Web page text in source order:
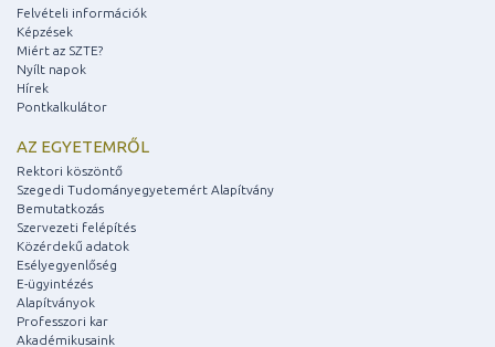
Felvételi információk
Képzések
Miért az SZTE?
Nyílt napok
Hírek
Pontkalkulátor
AZ EGYETEMRŐL
Rektori köszöntő
Szegedi Tudományegyetemért Alapítvány
Bemutatkozás
Szervezeti felépítés
Közérdekű adatok
Esélyegyenlőség
E-ügyintézés
Alapítványok
Professzori kar
Akadémikusaink